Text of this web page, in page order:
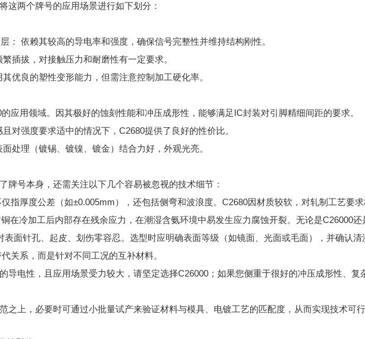
这两个牌号的应用场景进行如下划分：
： 依赖其较高的导电率和强度，确保信号完整性并维持结构刚性。
插拔，对接触压力和耐磨性有一定要求。
优良的塑性变形能力，但需注意控制加工硬化率。
应用领域。因其极好的蚀刻性能和冲压成形性，能够满足IC封装对引脚精细间距的要求。
对强度要求适中的情况下，C2680提供了良好的性价比。
处理（镀锡、镀镍、镀金）结合力好，外观光亮。
牌号本身，还需关注以下几个容易被忽视的技术细节：
指厚度公差（如±0.005mm），还包括侧弯和波浪度。C2680因材质较软，对轧制工艺要
在冷加工后内部存在残余应力，在潮湿含氨环境中易发生应力腐蚀开裂。无论是C26000还
面针孔、起皮、划伤零容忍。选型时应明确表面等级（如镜面、光面或毛面），并确认清
关系，而是针对不同工况的互补材料。
导电性，且应用场景受力较大，请坚定选择C26000；如果您侧重于很好的冲压成形性、
之上，必要时可通过小批量试产来验证材料与模具、电镀工艺的匹配度，从而实现技术可行